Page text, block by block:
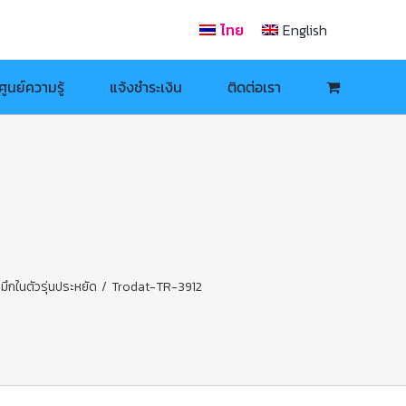
ไทย English
นย์ความรู้ แจ้งชำระเงิน ติดต่อเรา
กในตัวรุ่นประหยัด / Trodat-TR-3912